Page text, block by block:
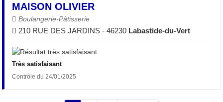
MAISON OLIVIER
Boulangerie-Pâtisserie
210 RUE DES JARDINS - 46230 Labastide-du-Vert
Très satisfaisant
Contrôle du 24/01/2025